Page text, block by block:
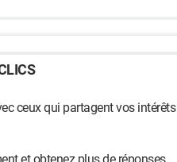
ceux qui partagent vos intérêts